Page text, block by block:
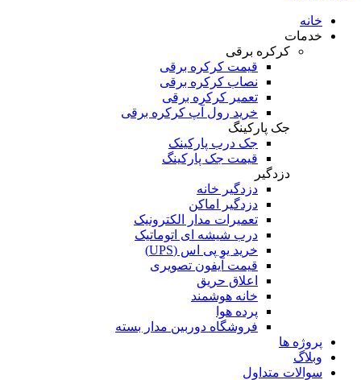
خانه
خدمات
کرکره برقی
قیمت کرکره برقی
نصاب کرکره برقی
تعمیر کرکره برقی
خرید رول آپ کرکره برقی
جک پارکینگ
جک درب پارکینک
قیمت جک پارکینگ
دزدگیر
دزدگیر خانه
دزدگیر اماکن
تعمیرات مدار الکترونیک
درب شیشه ای اتوماتیک
خرید یو پی اس (UPS)
قیمت آیفون تصویری
اعلاق حریق
خانه هوشمند
پرده هوا
فروشگاه دوربین مدار بسته
پروژه ها
وبلاگ
سوالات متداول